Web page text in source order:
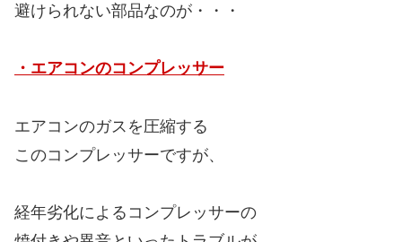
避けられない部品なのが・・・
・エアコンのコンプレッサー
エアコンのガスを圧縮する
このコンプレッサーですが、
経年劣化によるコンプレッサーの